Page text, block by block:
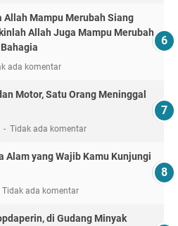
Allah Mampu Merubah Siang
Allah Juga Mampu Merubah
ada komentar
Motor, Satu Orang Meninggal
Tidak ada komentar
Alam yang Wajib Kamu Kunjungi
Tidak ada komentar
di Gudang Minyak